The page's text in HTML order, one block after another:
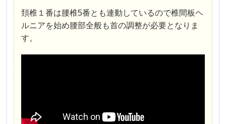
頚椎１番は腰椎5番とも連動しているので椎間板ヘ
ルニアを始め腰部全般も首の調整が必要となりま
す。